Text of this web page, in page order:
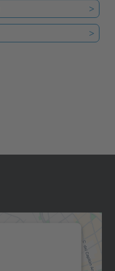
>
>